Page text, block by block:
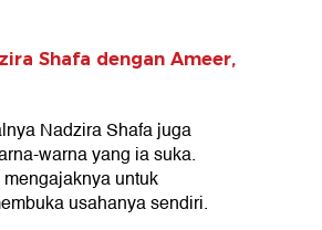
Shafa dengan Ameer,
Nadzira Shafa juga
warna yang ia suka.
untuk
usahanya sendiri.